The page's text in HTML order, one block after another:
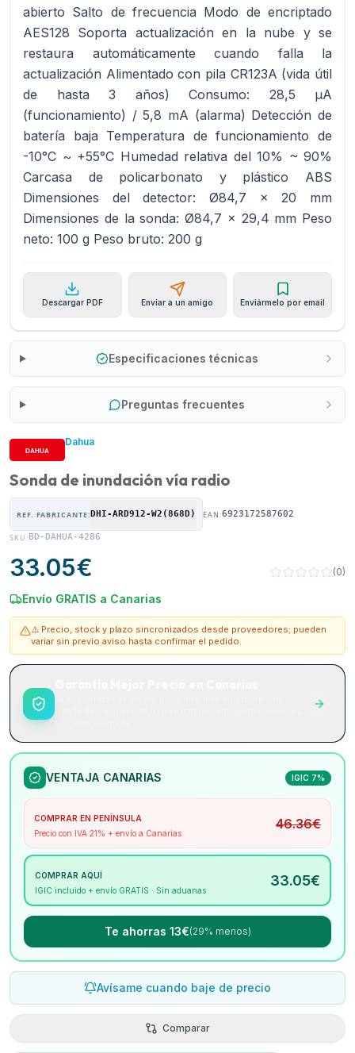
abierto Salto de frecuencia Modo de encriptado
AES128 Soporta actualización en la nube y se
restaura automáticamente cuando falla la
actualización Alimentado con pila CR123A (vida útil
de hasta 3 años) Consumo: 28,5 µA
(funcionamiento) / 5,8 mA (alarma) Detección de
batería baja Temperatura de funcionamiento de
-10°C ~ +55°C Humedad relativa del 10% ~ 90%
Carcasa de policarbonato y plástico ABS
Dimensiones del detector: Ø84,7 x 20 mm
Dimensiones de la sonda: Ø84,7 x 29,4 mm Peso
neto: 100 g Peso bruto: 200 g
Descargar PDF Enviar a un amigo Enviármelo por email
Especificaciones técnicas
Preguntas frecuentes
Dahua
Sonda de inundación vía radio
REF. FABRICANTE:DHI-ARD912-W2(868D) EAN:6923172587602
SKU:BD-DAHUA-4286
33.05€ (0)
Envío GRATIS a Canarias
⚠️ Precio, stock y plazo sincronizados desde proveedores; pueden
variar sin previo aviso hasta confirmar el pedido.
VENTAJA CANARIAS IGIC 7%
COMPRAR EN PENÍNSULA
Precio con IVA 21% + envío a Canarias
46.36€
COMPRAR AQUÍ
IGIC incluido + envío GRATIS · Sin aduanas
33.05€
Te ahorras 13€(29% menos)
Avísame cuando baje de precio
Comparar